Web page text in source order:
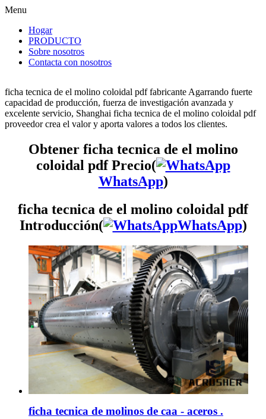
Menu
Hogar
PRODUCTO
Sobre nosotros
Contacta con nosotros
ficha tecnica de el molino coloidal pdf fabricante Agarrando fuerte
capacidad de producción, fuerza de investigación avanzada y
excelente servicio, Shanghai ficha tecnica de el molino coloidal pdf
proveedor crea el valor y aporta valores a todos los clientes.
Obtener ficha tecnica de el molino
coloidal pdf Precio(
WhatsApp)
ficha tecnica de el molino coloidal pdf
Introducción(
WhatsApp)
ficha tecnica de molinos de caa - aceros .